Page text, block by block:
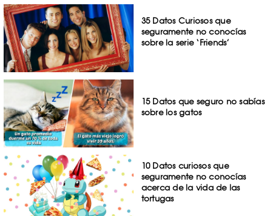
35 Datos Curiosos que
seguramente no conocías
sobre la serie ‘Friends’
15 Datos que seguro no sabías
sobre los gatos
10 Datos curiosos que
seguramente no conocías
acerca de la vida de las
tortugas